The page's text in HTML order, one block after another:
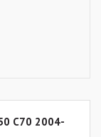
C70 2004-